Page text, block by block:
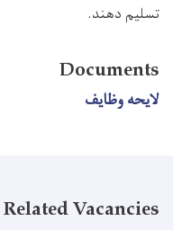
تسلیم دهند.
Documents
لایحه وظایف
Related Vacancies